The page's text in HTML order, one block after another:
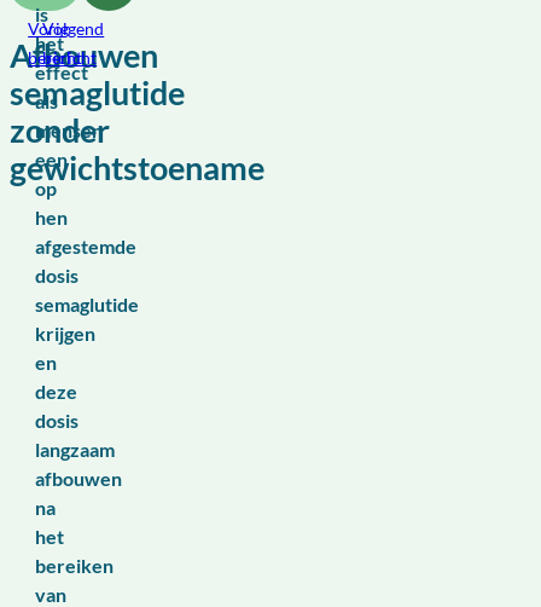
Afbouwen
semaglutide
zonder
gewichtstoename
is
het
effect
als
mensen
een
op
hen
afgestemde
dosis
semaglutide
krijgen
en
deze
dosis
langzaam
afbouwen
na
het
bereiken
van
Vorig
bericht
Volgend
bericht